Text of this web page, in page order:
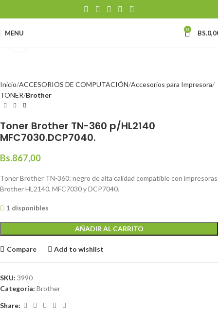
MENU 0 BS.
Inicio ACCESORIOS DE COMPUTACIÓN Accesorios para Impresora
TONER Brother
Toner Brother TN-360 p/HL2140
MFC7030.DCP7040.
Bs.867,00
Toner Brother TN-360: negro de alta calidad compatible con impresoras
Brother HL2140, MFC7030 y DCP7040.
1 disponibles
AÑADIR AL CARRITO
Compare Add to wishlist
SKU: 3990
Categoría: Brother
Share: